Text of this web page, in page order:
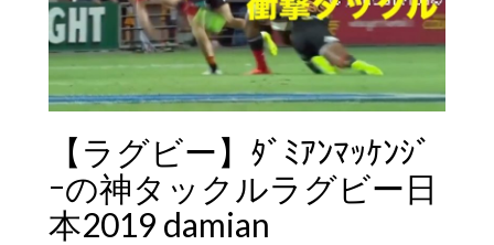
【ラグビー】ﾀﾞﾐｱﾝﾏｯｹﾝｼﾞ
ｰの神タックルラグビー日
本2019 damian